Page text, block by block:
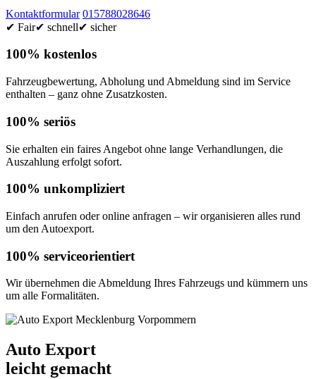
Kontaktformular 015788028646
✔ Fair✔ schnell✔ sicher
100% kostenlos
Fahrzeugbewertung, Abholung und Abmeldung sind im Service
enthalten – ganz ohne Zusatzkosten.
100% seriös
Sie erhalten ein faires Angebot ohne lange Verhandlungen, die
Auszahlung erfolgt sofort.
100% unkompliziert
Einfach anrufen oder online anfragen – wir organisieren alles rund
um den Autoexport.
100% serviceorientiert
Wir übernehmen die Abmeldung Ihres Fahrzeugs und kümmern uns
um alle Formalitäten.
Auto Export
leicht gemacht